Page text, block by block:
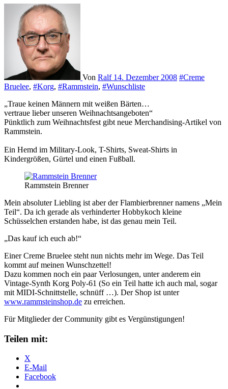
Von Ralf 14. Dezember 2008 #Creme
Bruelee, #Korg, #Rammstein, #Wunschliste
„Traue keinen Männern mit weißen Bärten…
vertraue lieber unseren Weihnachtsangeboten“
Pünktlich zum Weihnachtsfest gibt neue Merchandising-Artikel von
Rammstein.
Ein Hemd im Military-Look, T-Shirts, Sweat-Shirts in
Kindergrößen, Gürtel und einen Fußball.
Rammstein Brenner
Mein absoluter Liebling ist aber der Flambierbrenner namens „Mein
Teil“. Da ich gerade als verhinderter Hobbykoch kleine
Schüsselchen erstanden habe, ist das genau mein Teil.
„Das kauf ich euch ab!“
Einer Creme Bruelee steht nun nichts mehr im Wege. Das Teil
kommt auf meinen Wunschzettel!
Dazu kommen noch ein paar Verlosungen, unter anderem ein
Vintage-Synth Korg Poly-61 (So ein Teil hatte ich auch mal, sogar
mit MIDI-Schnittstelle, schnüff …). Der Shop ist unter
www.rammsteinshop.de zu erreichen.
Für Mitglieder der Community gibt es Vergünstigungen!
Teilen mit:
X
E-Mail
Facebook